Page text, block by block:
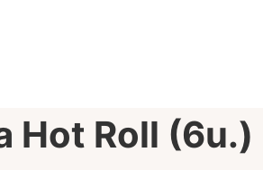
Hot Roll (6u.)